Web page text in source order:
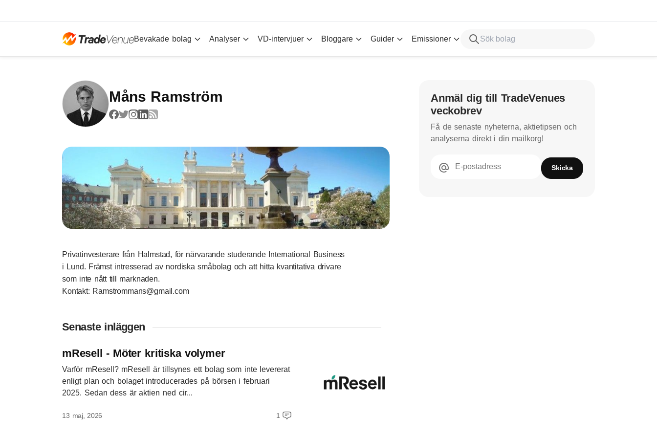
Bevakade bolag Analyser VD-intervjuer Bloggare Guider Emissioner
Måns Ramström
Privatinvesterare från Halmstad, för närvarande studerande International Business
i Lund. Främst intresserad av nordiska småbolag och att hitta kvantitativa drivare
som inte nått till marknaden.
Kontakt: Ramstrommans@gmail.com
Senaste inläggen
mResell - Möter kritiska volymer
Varför mResell? mResell är tillsynes ett bolag som inte levererat
enligt plan och bolaget introducerades på börsen i februari
2025. Sedan dess är aktien ned cir...
13 maj, 2026 1
Anmäl dig till TradeVenues
veckobrev
Få de senaste nyheterna, aktietipsen och
analyserna direkt i din mailkorg!
E-postadress Skicka